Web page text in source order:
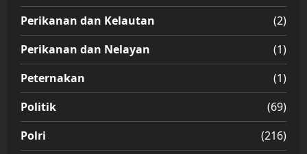
Perikanan dan Kelautan
(2)
Perikanan dan Nelayan
(1)
Peternakan
(1)
Politik
(69)
Polri
(216)